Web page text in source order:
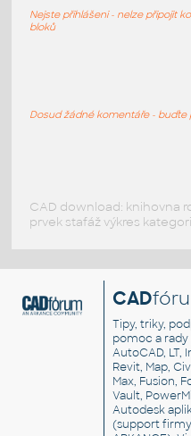
DWG
Nejste přihlášeni - nelze připojit
bloků
Dosud žádné komentáře - buďte
CAD download: knihovna
prvek stafáž výkres
CAD
Tipy, triky,
pomoc a rady
AutoCAD, LT,
Revit, Map,
Max, Fusion,
Vault,
Autodesk
(support firmy